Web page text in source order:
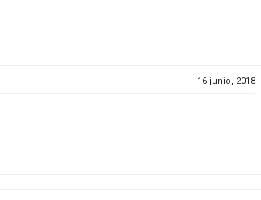
16 junio, 2018